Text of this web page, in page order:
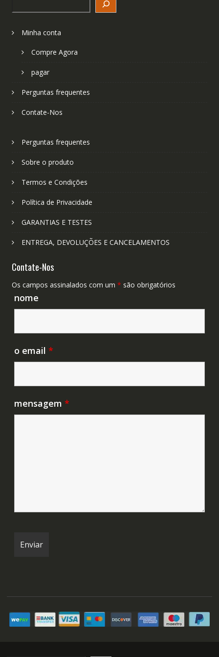
Minha conta
Compre Agora
pagar
Perguntas frequentes
Contate-Nos
Perguntas frequentes
Sobre o produto
Termos e Condições
Política de Privacidade
GARANTIAS E TESTES
ENTREGA, DEVOLUÇÕES E CANCELAMENTOS
Contate-Nos
Os campos assinalados com um * são obrigatórios
nome
o email *
mensagem *